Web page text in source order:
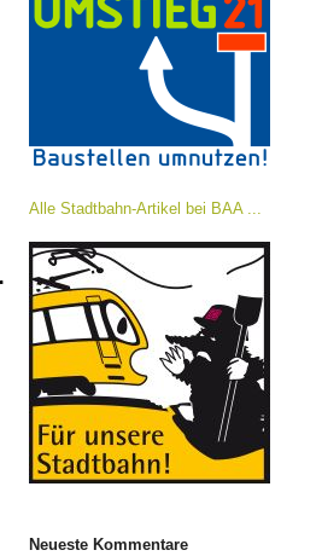
Alle Stadtbahn-Artikel bei BAA ...
Neueste Kommentare